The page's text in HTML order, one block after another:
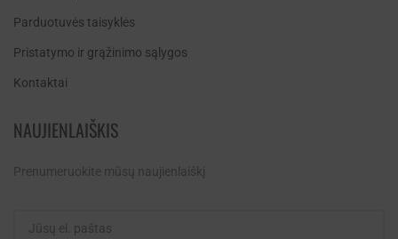
Parduotuvės taisyklės
Pristatymo ir grąžinimo sąlygos
Kontaktai
NAUJIENLAIŠKIS
Prenumeruokite mūsų naujienlaiškį